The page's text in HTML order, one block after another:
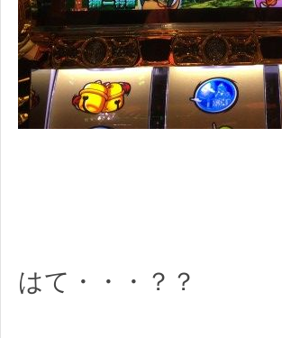
はて・・・？？